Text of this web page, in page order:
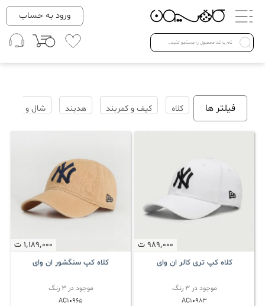
دسته بندی ها
Open submenu ( لباس زنانه )
لباس زنانه
Open submenu ( لباس کودک )
لباس کودک
ورود به حساب
فیلتر ها کلاه کیف و کمربند هدبند شال و روسری
989٬000 ت
کلاه کپ تری کالر ان وای
موجود در 3 رنگ
AC10983
1٬189٬000 ت
کلاه کپ سنگشور ان وای
موجود در 3 رنگ
AC10965